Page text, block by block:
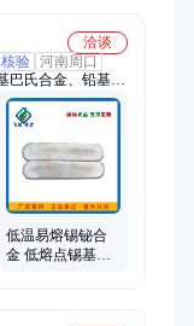
洽谈
验 河南周口
巴氏合金、铅基巴
合金、焊锡
低温易熔锡铋合
金 低熔点锡基巴